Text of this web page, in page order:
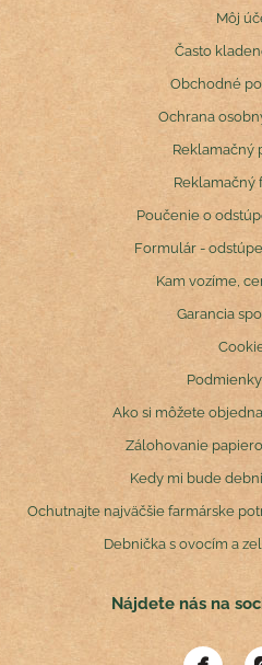
Môj
Často
Obchodné
Ochrana
Reklamačný
Reklamačný
Poučenie o
Formulár -
Kam vozíme,
Garancia
Ako si môžete
Zálohovanie
Kedy mi bude
Ochutnajte najväčšie farmárske
Debnička s ovocím a
Nájdete nás na